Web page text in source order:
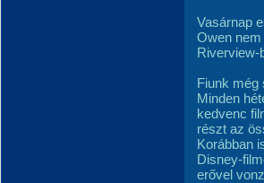
Vasárnap
Owen
Riverview-
Fiunk még
Minden
kedvenc
részt az
Korábban
Disney-
erővel